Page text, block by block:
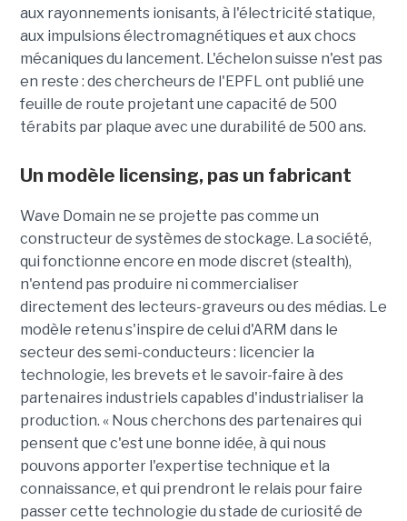
aux rayonnements ionisants, à l'électricité statique,
aux impulsions électromagnétiques et aux chocs
mécaniques du lancement. L'échelon suisse n'est pas
en reste : des chercheurs de l'EPFL ont publié une
feuille de route projetant une capacité de 500
térabits par plaque avec une durabilité de 500 ans.
Un modèle licensing, pas un fabricant
Wave Domain ne se projette pas comme un
constructeur de systèmes de stockage. La société,
qui fonctionne encore en mode discret (stealth),
n'entend pas produire ni commercialiser
directement des lecteurs-graveurs ou des médias. Le
modèle retenu s'inspire de celui d'ARM dans le
secteur des semi-conducteurs : licencier la
technologie, les brevets et le savoir-faire à des
partenaires industriels capables d'industrialiser la
production. « Nous cherchons des partenaires qui
pensent que c'est une bonne idée, à qui nous
pouvons apporter l'expertise technique et la
connaissance, et qui prendront le relais pour faire
passer cette technologie du stade de curiosité de